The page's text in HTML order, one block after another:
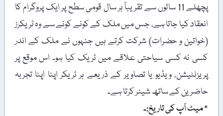
پچھلے 11 سالوں سے تقریباً ہر سال قومی سطح پر ایک پروگرام کا
انعقاد کیا جاتا ہے، جس میں ملک کے کونے کونے سے وہ ٹریکرز
(خواتین و حضرات) شرکت کرتے ہیں جنہوں نے ملک کے اندر
کسی نہ کسی سیاحتی علاقے میں ٹریک کیا ہو۔ اس موقع پر
پریزنٹیشن، ویڈیو یا تصاویر کے ذریعے ہر ٹریکر اپنا اپنا تجربہ
حاضرین کے ساتھ شیئر کرتا ہے۔
٭ میٹ اَپ کی تاریخ:۔